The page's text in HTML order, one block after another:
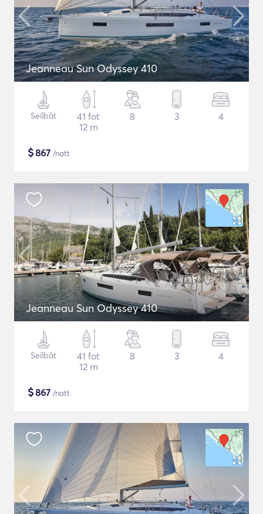
Jeanneau Sun Odyssey 410
Seilbåt
41 fot
12 m
8 3 4
$867 /natt
Jeanneau Sun Odyssey 410
Seilbåt
41 fot
12 m
8 3 4
$867 /natt